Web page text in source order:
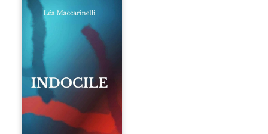
Quatre parties.
Quatre refus.
Quatre visages
d’une existence en
friction. Entre les
silences qu’on ne
déchiffre pas, les
amours qu’on
dérange, les corps
qu’on administre
et les liens qu’on
sabote, cet
ouvrage parle à